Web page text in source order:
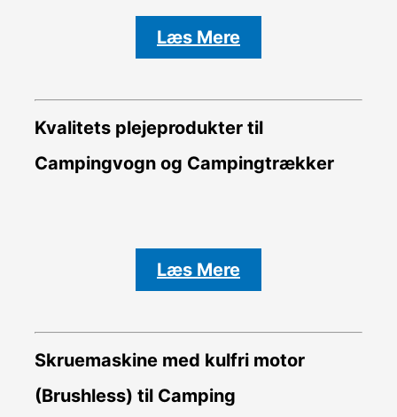
Læs Mere
Kvalitets plejeprodukter til
Campingvogn og Campingtrækker
Læs Mere
Skruemaskine med kulfri motor
(Brushless) til Camping